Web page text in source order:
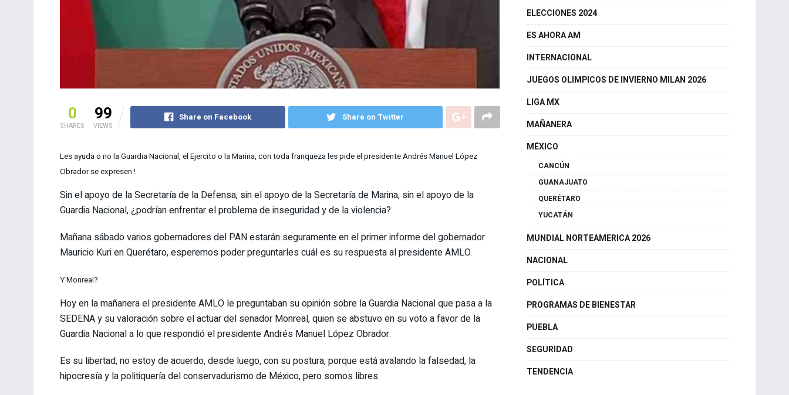
0
SHARES
99
VIEWS
Share on Facebook Share on Twitter
Les ayuda o no la Guardia Nacional, el Ejercito o la Marina, con toda franqueza les pide el presidente Andrés Manuel López
Obrador se expresen !
Sin el apoyo de la Secretaría de la Defensa, sin el apoyo de la Secretaría de Marina, sin el apoyo de la
Guardia Nacional, ¿podrían enfrentar el problema de inseguridad y de la violencia?
Mañana sábado varios gobernadores del PAN estarán seguramente en el primer informe del gobernador
Mauricio Kuri en Querétaro, esperemos poder preguntarles cuál es su respuesta al presidente AMLO.
Y Monreal?
Hoy en la mañanera el presidente AMLO le preguntaban su opinión sobre la Guardia Nacional que pasa a la
SEDENA y su valoración sobre el actuar del senador Monreal, quien se abstuvo en su voto a favor de la
Guardia Nacional a lo que respondió el presidente Andrés Manuel López Obrador:
Es su libertad, no estoy de acuerdo, desde luego, con su postura, porque está avalando la falsedad, la
hipocresía y la politiquería del conservadurismo de México, pero somos libres.
SELECCION MEXICANA
EDITORIAL
ELECCIONES 2024
ES AHORA AM
INTERNACIONAL
JUEGOS OLIMPICOS DE INVIERNO MILAN 2026
LIGA MX
MAÑANERA
MÉXICO
QUERÉTARO
YUCATÁN
MUNDIAL NORTEAMERICA 2026
NACIONAL
POLÍTICA
PROGRAMAS DE BIENESTAR
PUEBLA